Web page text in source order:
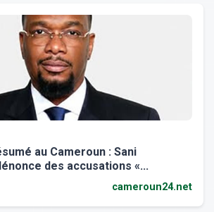
au Cameroun : Sani
des accusations «...
cameroun24.net